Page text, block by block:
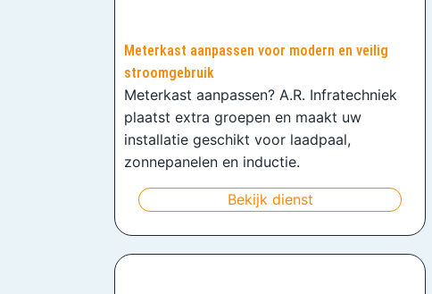
Meterkast aanpassen voor modern en veilig
stroomgebruik
Meterkast aanpassen? A.R. Infratechniek
plaatst extra groepen en maakt uw
installatie geschikt voor laadpaal,
zonnepanelen en inductie.
Bekijk dienst